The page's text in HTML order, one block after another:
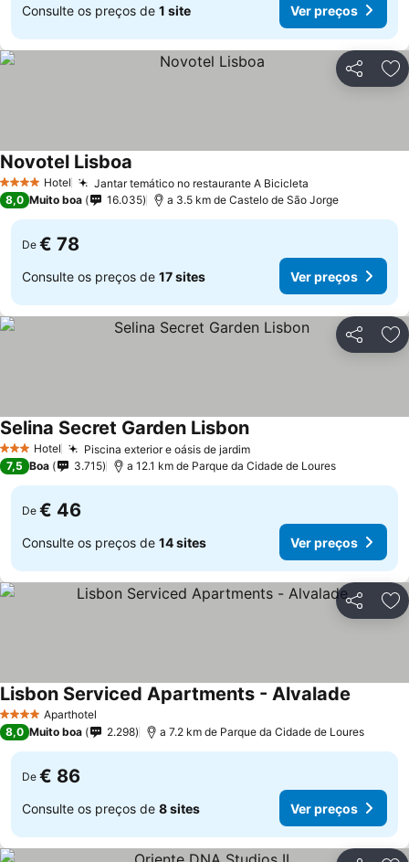
Consulte os preços de 1 site Ver preços
Partilhar
4 EstrelasHotel Jantar temático no restaurante A Bicicleta
Novotel Lisboa
8,0 Muito boa 16.035 a 3.5 km de Castelo de São Jorge
De € 78
Consulte os preços de 17 sites Ver preços
Partilhar
3 EstrelasHotel Piscina exterior e oásis de jardim
Selina Secret Garden Lisbon
7,5 Boa 3.715 a 12.1 km de Parque da Cidade de Loures
De € 46
Consulte os preços de 14 sites Ver preços
Partilhar
4 EstrelasAparthotel
Lisbon Serviced Apartments - Alvalade
8,0 Muito boa 2.298 a 7.2 km de Parque da Cidade de Loures
De € 86
Consulte os preços de 8 sites Ver preços